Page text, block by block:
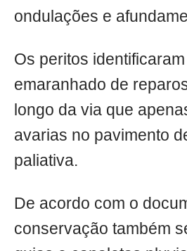
ondulações e
Os peritos
emaranhado de
longo da via que
avarias no pavimento
paliativa.
De acordo com o
conservação também